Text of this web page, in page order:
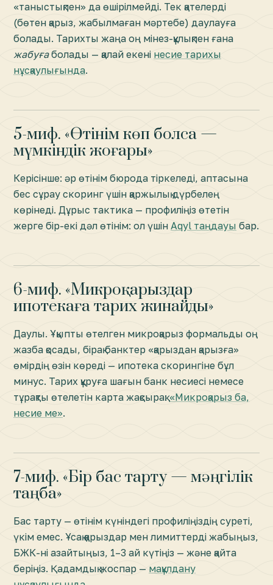
«таныстықпен» да өшірілмейді. Тек қателерді
(бөтен қарыз, жабылмаған мәртебе) даулауға
болады. Тарихты жаңа оң мінез-құлықпен ғана
жабуғаболады — қалай екені несие тарихы
нұсқаулығында.
5-миф. «Өтінім көп болса —
мүмкіндік жоғары»
Керісінше: әр өтінім бюрода тіркеледі, аптасына
бес сұрау скоринг үшін қаржылық дүрбелең
көрінеді. Дұрыс тактика — профиліңіз өтетін
жерге бір-екі дәл өтінім: ол үшін Aqyl таңдауы бар.
6-миф. «Микроқарыздар
ипотекаға тарих жинайды»
Даулы. Ұқыпты өтелген микроқарыз формальды оң
жазба қосады, бірақ банктер «қарыздан қарызға»
өмірдің өзін көреді — ипотека скорингіне бұл
минус. Тарих құруға шағын банк несиесі немесе
тұрақты өтелетін карта жақсырақ:«Микроқарыз ба,
несие ме».
7-миф. «Бір бас тарту — мәңгілік
таңба»
Бас тарту — өтінім күніндегі профиліңіздің суреті,
үкім емес. Ұсақ қарыздар мен лимиттерді жабыңыз,
БЖК-ні азайтыңыз, 1–3 ай күтіңіз — және қайта
беріңіз. Қадамдық жоспар — мақұлдану